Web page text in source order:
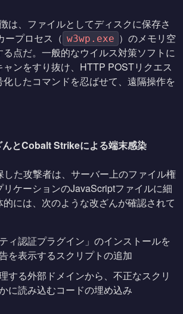
は、ファイルとしてディスクに保存さ
ープロセス（ w3wp.exe ）のメモリ空
点だ。一般的なウイルス対策ソフトに
ャンをすり抜け、HTTP POSTリクエス
化したコマンドを忍ばせて、遠隔操作を
んとCobalt Strikeによる端末感染
した攻撃者は、サーバー上のファイル権
ケーションのJavaScriptファイルに細
には、次のような改ざんが確認されて
ィ認証プラグイン」のインストールを
を表示するスクリプトの追加
する外部ドメインから、不正なスクリ
に読み込むコードの埋め込み